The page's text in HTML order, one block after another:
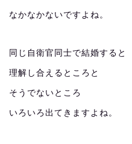
なかなかないですよね。
同じ自衛官同士で結婚すると
理解し合えるところと
そうでないところ
いろいろ出てきますよね。